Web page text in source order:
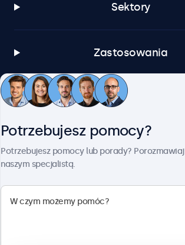
Sektory
Zastosowania
Obsługa klienta
Potrzebujesz pomocy?
Potrzebujesz pomocy lub porady?
naszym specjalistą.